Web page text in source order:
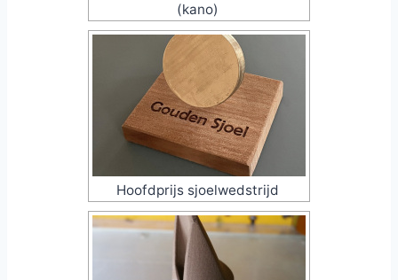
(kano)
Hoofdprijs sjoelwedstrijd